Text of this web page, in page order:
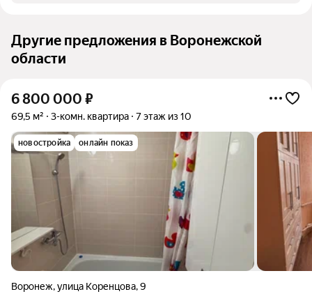
Другие предложения в Воронежской
области
6 800 000 ₽
69,5 м² 3-комн. квартира 7 этаж из 10
новостройка онлайн показ
Воронеж,улица Коренцова,9